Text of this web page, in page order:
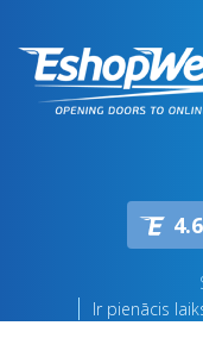
4.6
Ir pienācis